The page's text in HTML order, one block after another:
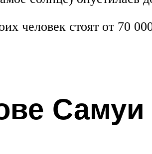
человек стоят от 70
Самуи